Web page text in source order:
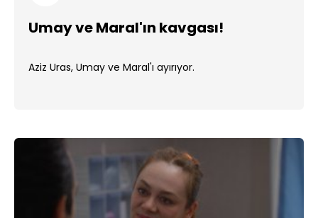
Umay ve Maral'ın kavgası!
Aziz Uras, Umay ve Maral'ı ayırıyor.